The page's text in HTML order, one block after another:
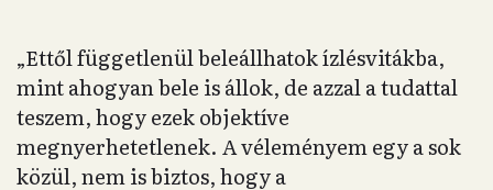
„Ettől függetlenül beleállhatok ízlésvitákba,
mint ahogyan bele is állok, de azzal a tudattal
teszem, hogy ezek objektíve
megnyerhetetlenek. A véleményem egy a sok
közül, nem is biztos, hogy a